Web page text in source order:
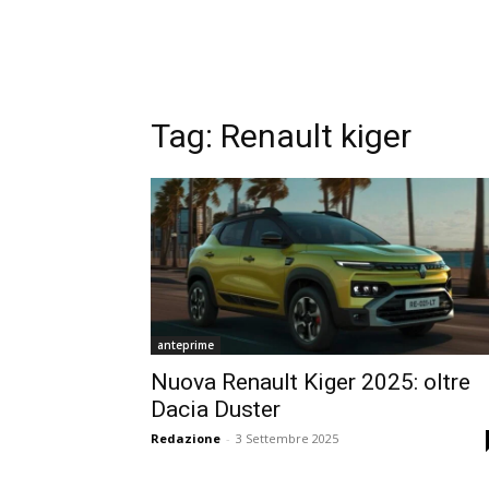
Tag: Renault kiger
anteprime
Nuova Renault Kiger 2025: oltre
Dacia Duster
Redazione - 3 Settembre 2025